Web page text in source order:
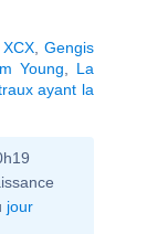
Gengis
Young
La
ayant la
jour